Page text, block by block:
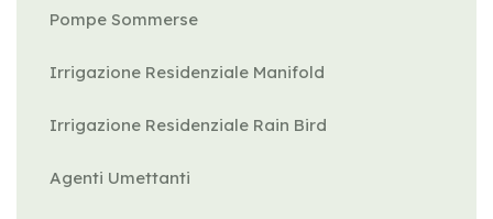
Pompe Sommerse
Irrigazione Residenziale Manifold
Irrigazione Residenziale Rain Bird
Agenti Umettanti